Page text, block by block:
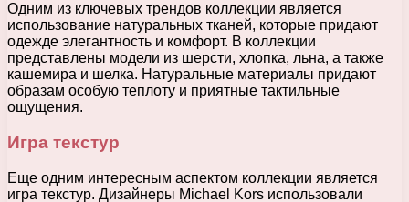
Одним из ключевых трендов коллекции является
использование натуральных тканей, которые придают
одежде элегантность и комфорт. В коллекции
представлены модели из шерсти, хлопка, льна, а также
кашемира и шелка. Натуральные материалы придают
образам особую теплоту и приятные тактильные
ощущения.
Игра текстур
Еще одним интересным аспектом коллекции является
игра текстур. Дизайнеры Michael Kors использовали